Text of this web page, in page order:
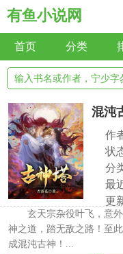
有鱼小说网
首页 分类
混沌
作
状
分
最
更
玄天宗杂役叶飞，意
神之道，踏无敌之路！至
成混沌古神！...